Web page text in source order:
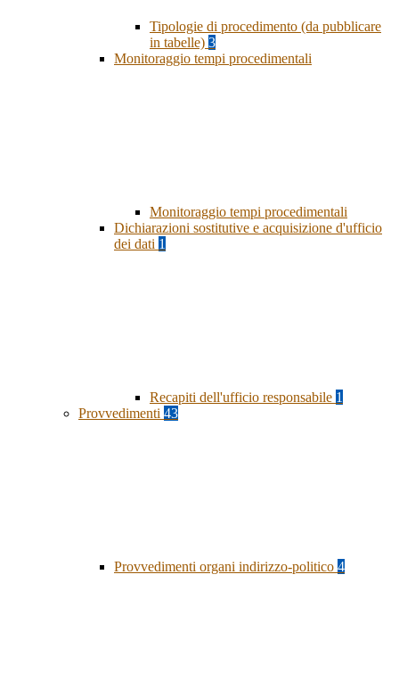
Tipologie di procedimento (da pubblicare
in tabelle) 3
Monitoraggio tempi procedimentali
Monitoraggio tempi procedimentali
Dichiarazioni sostitutive e acquisizione d'ufficio
dei dati 1
Recapiti dell'ufficio responsabile 1
Provvedimenti 43
Provvedimenti organi indirizzo-politico 4